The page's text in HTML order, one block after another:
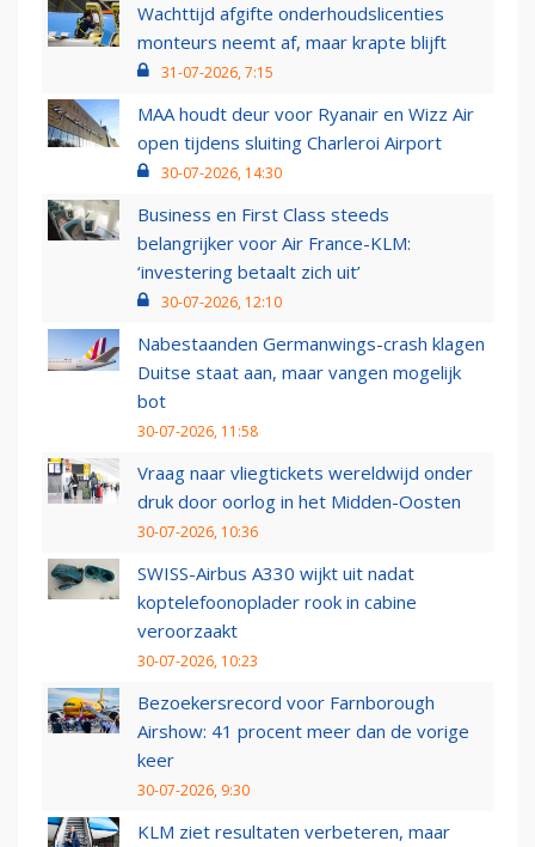
Wachttijd afgifte onderhoudslicenties
monteurs neemt af, maar krapte blijft
31-07-2026, 7:15
MAA houdt deur voor Ryanair en Wizz Air
open tijdens sluiting Charleroi Airport
30-07-2026, 14:30
Business en First Class steeds
belangrijker voor Air France-KLM:
‘investering betaalt zich uit’
30-07-2026, 12:10
Nabestaanden Germanwings-crash klagen
Duitse staat aan, maar vangen mogelijk
bot
30-07-2026, 11:58
Vraag naar vliegtickets wereldwijd onder
druk door oorlog in het Midden-Oosten
30-07-2026, 10:36
SWISS-Airbus A330 wijkt uit nadat
koptelefoonoplader rook in cabine
veroorzaakt
30-07-2026, 10:23
Bezoekersrecord voor Farnborough
Airshow: 41 procent meer dan de vorige
keer
30-07-2026, 9:30
KLM ziet resultaten verbeteren, maar